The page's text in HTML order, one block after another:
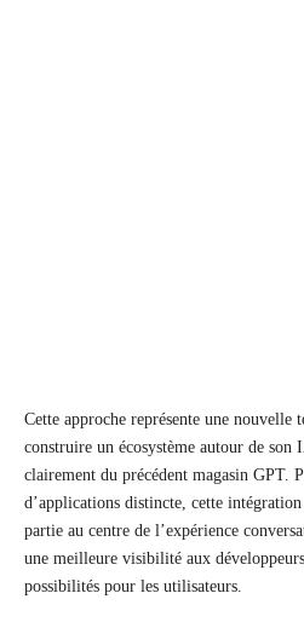
Cette approche représente une nouvelle
construire un écosystème autour de son
clairement du précédent magasin GPT.
d’applications distincte, cette
partie au centre de l’expérience
une meilleure visibilité aux
possibilités pour les utilisateurs.